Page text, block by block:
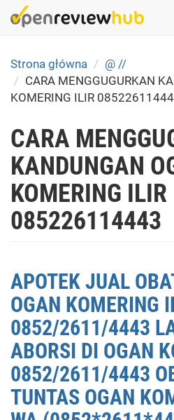
Skip
to
content
Strona główna
@ //
CARA MENGGUGURKAN
KOMERING ILIR
CARA
KANDUNGAN
KOMERING ILIR
085226114443
APOTEK JUAL
OGAN KOMERING
0852/2611/4443
ABORSI DI OGAN
0852/2611/4443
TUNTAS OGAN